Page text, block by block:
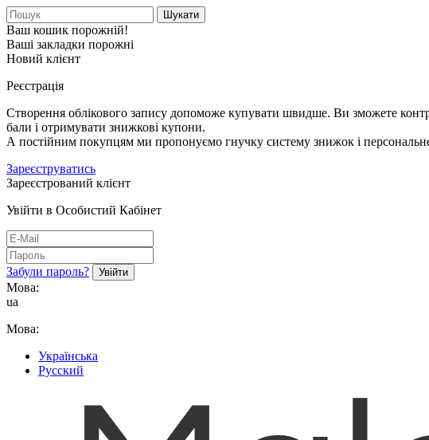
Шукати
Ваш кошик порожній!
Ваші закладки порожні
Новий клієнт
Реєстрація
Створення облікового запису допоможе купувати швидше. Ви зможете
бали і отримувати знижкові купони.
А постійним покупцям ми пропонуємо гнучку систему знижок і
Зареєструватись
Зареєстрований клієнт
Увійти в Особистий Кабінет
Забули пароль?
Мова:
ua
Мова:
Українська
Русский